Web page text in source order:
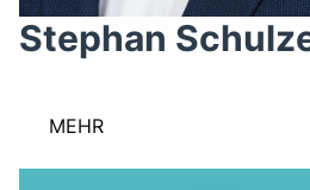
Stephan
MEHR